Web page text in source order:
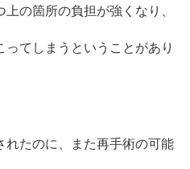
の箇所の負担が強くなり、
てしまうということがあり
れたのに、また再手術の可能